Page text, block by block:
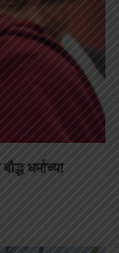
धर्माच्या